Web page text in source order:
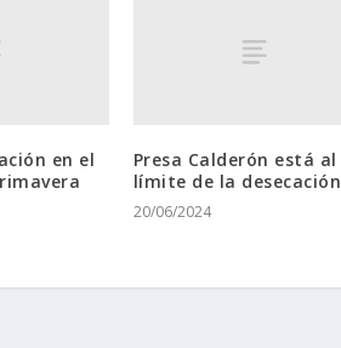
en el
Presa Calderón está al
límite de la desecación
20/06/2024